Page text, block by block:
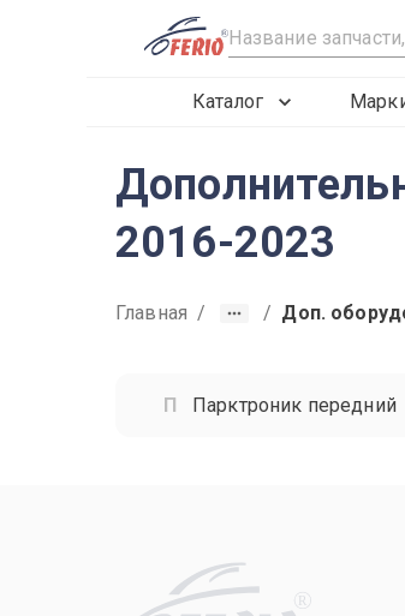
R
Каталог
2016-2023
Главная / / Доп.
Парктроник передний
R